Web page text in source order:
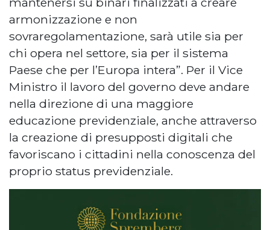
armonizzazione e non
sovraregolamentazione, sarà utile sia per
chi opera nel settore, sia per il sistema
Paese che per l’Europa intera”. Per il Vice
Ministro il lavoro del governo deve andare
nella direzione di una maggiore
educazione previdenziale, anche attraverso
la creazione di presupposti digitali che
favoriscano i cittadini nella conoscenza del
proprio status previdenziale.